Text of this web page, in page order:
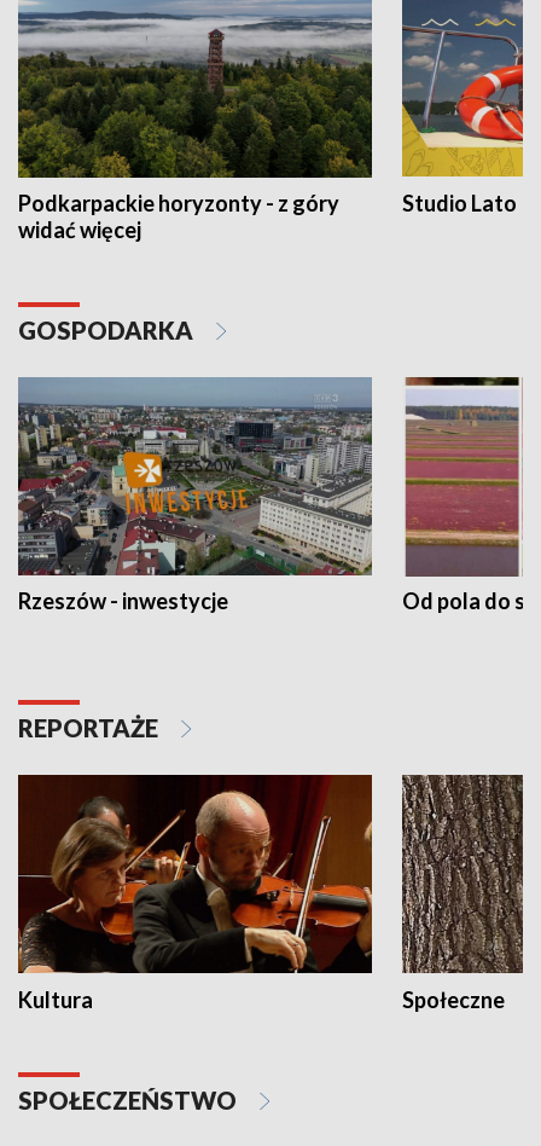
Podkarpackie horyzonty - z góry
widać więcej
Studio Lato
GOSPODARKA
Rzeszów - inwestycje Od pola do
REPORTAŻE
Kultura Społeczne
SPOŁECZEŃSTWO